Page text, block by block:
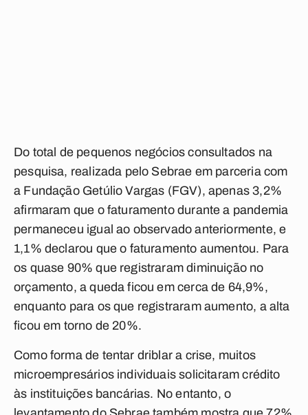
Do total de pequenos negócios consultados na
pesquisa, realizada pelo Sebrae em parceria com
a Fundação Getúlio Vargas (FGV), apenas 3,2%
afirmaram que o faturamento durante a pandemia
permaneceu igual ao observado anteriormente, e
1,1% declarou que o faturamento aumentou. Para
os quase 90% que registraram diminuição no
orçamento, a queda ficou em cerca de 64,9%,
enquanto para os que registraram aumento, a alta
ficou em torno de 20%.
Como forma de tentar driblar a crise, muitos
microempresários individuais solicitaram crédito
às instituições bancárias. No entanto, o